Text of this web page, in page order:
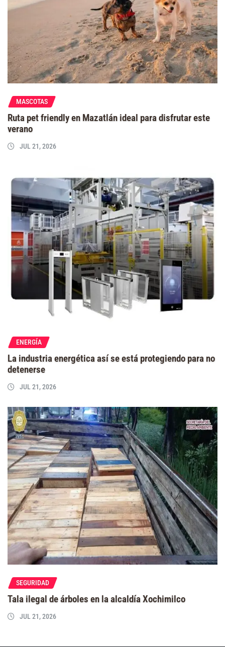
MASCOTAS
Ruta pet friendly en Mazatlán ideal para disfrutar este
verano
JUL 21, 2026
ENERGÍA
La industria energética así se está protegiendo para no
detenerse
JUL 21, 2026
SEGURIDAD
Tala ilegal de árboles en la alcaldía Xochimilco
JUL 21, 2026